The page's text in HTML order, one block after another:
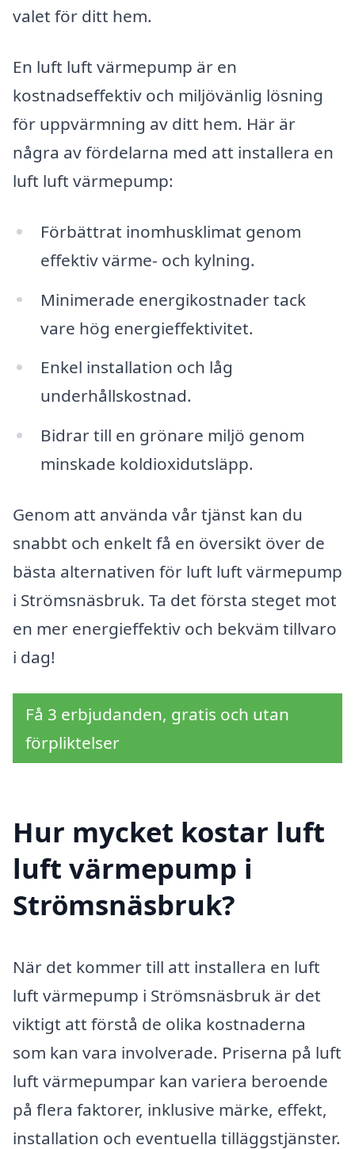
valet för ditt hem.
En luft luft värmepump är en
kostnadseffektiv och miljövänlig lösning
för uppvärmning av ditt hem. Här är
några av fördelarna med att installera en
luft luft värmepump:
Förbättrat inomhusklimat genom
effektiv värme- och kylning.
Minimerade energikostnader tack
vare hög energieffektivitet.
Enkel installation och låg
underhållskostnad.
Bidrar till en grönare miljö genom
minskade koldioxidutsläpp.
Genom att använda vår tjänst kan du
snabbt och enkelt få en översikt över de
bästa alternativen för luft luft värmepump
i Strömsnäsbruk. Ta det första steget mot
en mer energieffektiv och bekväm tillvaro
i dag!
Få 3 erbjudanden, gratis och utan
förpliktelser
Hur mycket kostar luft
luft värmepump i
Strömsnäsbruk?
När det kommer till att installera en luft
luft värmepump i Strömsnäsbruk är det
viktigt att förstå de olika kostnaderna
som kan vara involverade. Priserna på luft
luft värmepumpar kan variera beroende
på flera faktorer, inklusive märke, effekt,
installation och eventuella tilläggstjänster.